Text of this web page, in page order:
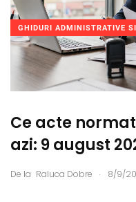
GHIDURI ADMINISTRATIVE
Ce acte
azi: 9 august
De la Raluca Dobre . 8/9/